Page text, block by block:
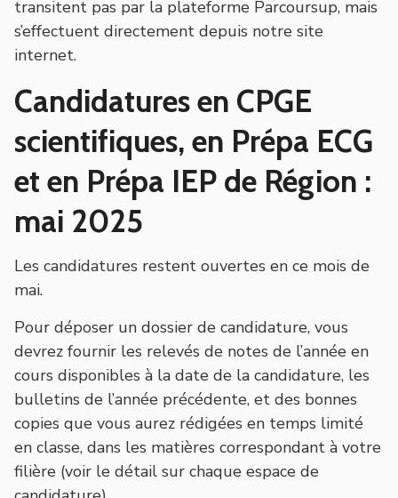
transitent pas par la plateforme Parcoursup, mais
s’effectuent directement depuis notre site
internet.
Candidatures en CPGE
scientifiques, en Prépa ECG
et en Prépa IEP de Région :
mai 2025
Les candidatures restent ouvertes en ce mois de
mai.
Pour déposer un dossier de candidature, vous
devrez fournir les relevés de notes de l’année en
cours disponibles à la date de la candidature, les
bulletins de l’année précédente, et des bonnes
copies que vous aurez rédigées en temps limité
en classe, dans les matières correspondant à votre
filière (voir le détail sur chaque espace de